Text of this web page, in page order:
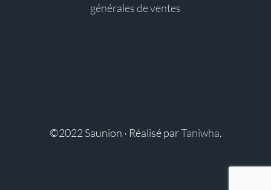
générales de ventes
©2022 Saunion · Réalisé parTaniwha.